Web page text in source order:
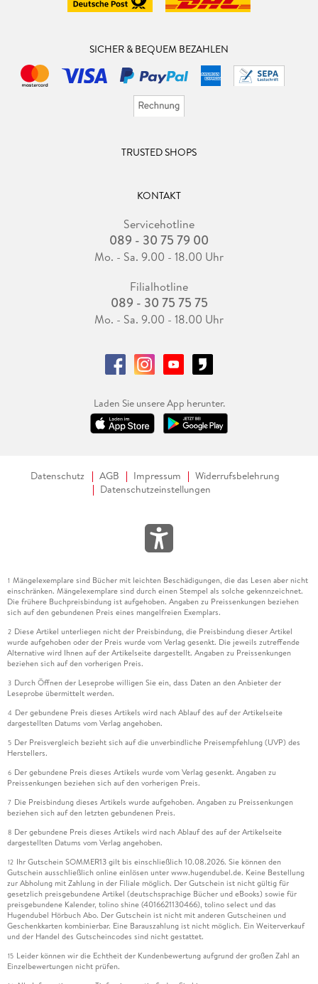
SICHER & BEQUEM BEZAHLEN
TRUSTED SHOPS
KONTAKT
Servicehotline
089 - 30 75 79 00
Mo. - Sa. 9.00 - 18.00 Uhr
Filialhotline
089 - 30 75 75 75
Mo. - Sa. 9.00 - 18.00 Uhr
Laden Sie unsere App herunter.
Datenschutz AGB Impressum
Widerrufsbelehrung
Datenschutzeinstellungen
1 Mängelexemplare sind Bücher mit leichten Beschädigungen, die das Lesen aber nicht
einschränken. Mängelexemplare sind durch einen Stempel als solche gekennzeichnet.
Die frühere Buchpreisbindung ist aufgehoben. Angaben zu Preissenkungen beziehen
sich auf den gebundenen Preis eines mangelfreien Exemplars.
2 Diese Artikel unterliegen nicht der Preisbindung, die Preisbindung dieser Artikel
wurde aufgehoben oder der Preis wurde vom Verlag gesenkt. Die jeweils zutreffende
Alternative wird Ihnen auf der Artikelseite dargestellt. Angaben zu Preissenkungen
beziehen sich auf den vorherigen Preis.
3 Durch Öffnen der Leseprobe willigen Sie ein, dass Daten an den Anbieter der
Leseprobe übermittelt werden.
4 Der gebundene Preis dieses Artikels wird nach Ablauf des auf der Artikelseite
dargestellten Datums vom Verlag angehoben.
5 Der Preisvergleich bezieht sich auf die unverbindliche Preisempfehlung (UVP) des
Herstellers.
6 Der gebundene Preis dieses Artikels wurde vom Verlag gesenkt. Angaben zu
Preissenkungen beziehen sich auf den vorherigen Preis.
7 Die Preisbindung dieses Artikels wurde aufgehoben. Angaben zu Preissenkungen
beziehen sich auf den letzten gebundenen Preis.
8 Der gebundene Preis dieses Artikels wird nach Ablauf des auf der Artikelseite
dargestellten Datums vom Verlag angehoben.
12 Ihr Gutschein SOMMER13 gilt bis einschließlich 10.08.2026. Sie können den
Gutschein ausschließlich online einlösen unter www.hugendubel.de. Keine Bestellung
zur Abholung mit Zahlung in der Filiale möglich. Der Gutschein ist nicht gültig für
gesetzlich preisgebundene Artikel (deutschsprachige Bücher und eBooks) sowie für
preisgebundene Kalender, tolino shine (4016621130466), tolino select und das
Hugendubel Hörbuch Abo. Der Gutschein ist nicht mit anderen Gutscheinen und
Geschenkkarten kombinierbar. Eine Barauszahlung ist nicht möglich. Ein Weiterverkauf
und der Handel des Gutscheincodes sind nicht gestattet.
15 Leider können wir die Echtheit der Kundenbewertung aufgrund der großen Zahl an
Einzelbewertungen nicht prüfen.